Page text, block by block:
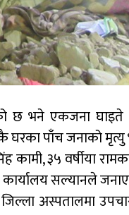
छ भने एकजना
घरका पाँच जनाको मृत्यु
३५ वर्षीया
कार्यालय सल्यानले
अस्पतालमा